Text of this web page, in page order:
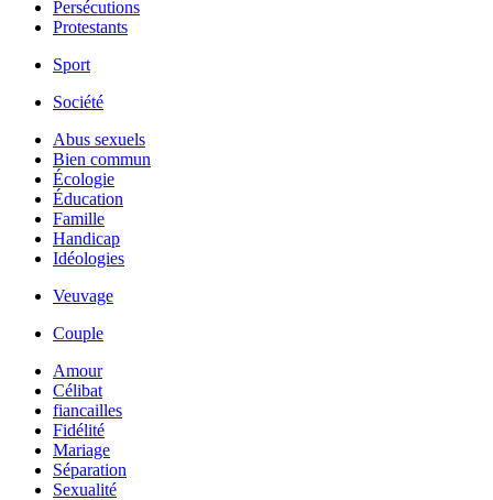
Persécutions
Protestants
Sport
Société
Abus sexuels
Bien commun
Écologie
Éducation
Famille
Handicap
Idéologies
Veuvage
Couple
Amour
Célibat
fiancailles
Fidélité
Mariage
Séparation
Sexualité